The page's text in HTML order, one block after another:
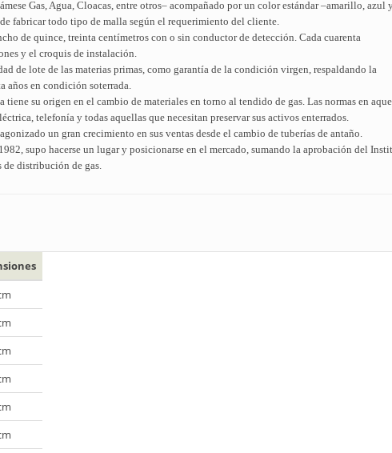
Gas, Agua, Cloacas, entre otros– acompañado por un color estándar –amarillo, azul
fabricar todo tipo de malla según el requerimiento del cliente.
de quince, treinta centímetros con o sin conductor de detección. Cada cuarenta
y el croquis de instalación.
de lote de las materias primas, como garantía de la condición virgen, respaldando la
años en condición soterrada.
su origen en el cambio de materiales en torno al tendido de gas. Las normas en
telefonía y todas aquellas que necesitan preservar sus activos enterrados.
un gran crecimiento en sus ventas desde el cambio de tuberías de antaño.
supo hacerse un lugar y posicionarse en el mercado, sumando la aprobación del
de distribución de gas.